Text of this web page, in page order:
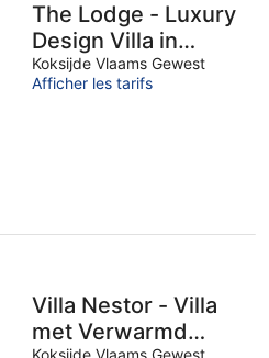
The Lodge - Luxury
Design Villa in
Oostduinkerke
Koksijde Vlaams Gewest
Afficher les tarifs
Villa Nestor - Villa
met Verwarmd
Koksijde Vlaams Gewest